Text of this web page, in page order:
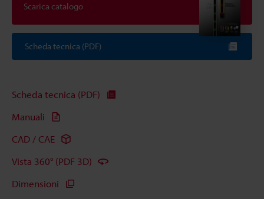
Scarica catalogo
Scheda tecnica (PDF)
Scheda tecnica (PDF)
Manuali
CAD / CAE
Vista 360° (PDF 3D)
Dimensioni